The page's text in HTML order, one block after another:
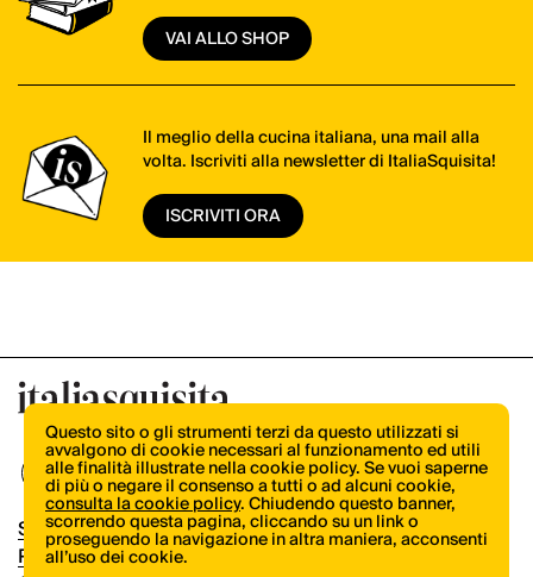
VAI ALLO SHOP
Il meglio della cucina italiana, una mail alla
volta. Iscriviti alla newsletter di ItaliaSquisita!
ISCRIVITI ORA
Shop
Pubblicità
Questo sito o gli strumenti terzi da questo utilizzati si
avvalgono di cookie necessari al funzionamento ed utili
alle finalità illustrate nella cookie policy. Se vuoi saperne
di più o negare il consenso a tutti o ad alcuni cookie,
consulta la cookie policy. Chiudendo questo banner,
scorrendo questa pagina, cliccando su un link o
proseguendo la navigazione in altra maniera, acconsenti
all’uso dei cookie.